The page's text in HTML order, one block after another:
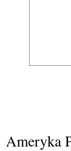
Ameryka